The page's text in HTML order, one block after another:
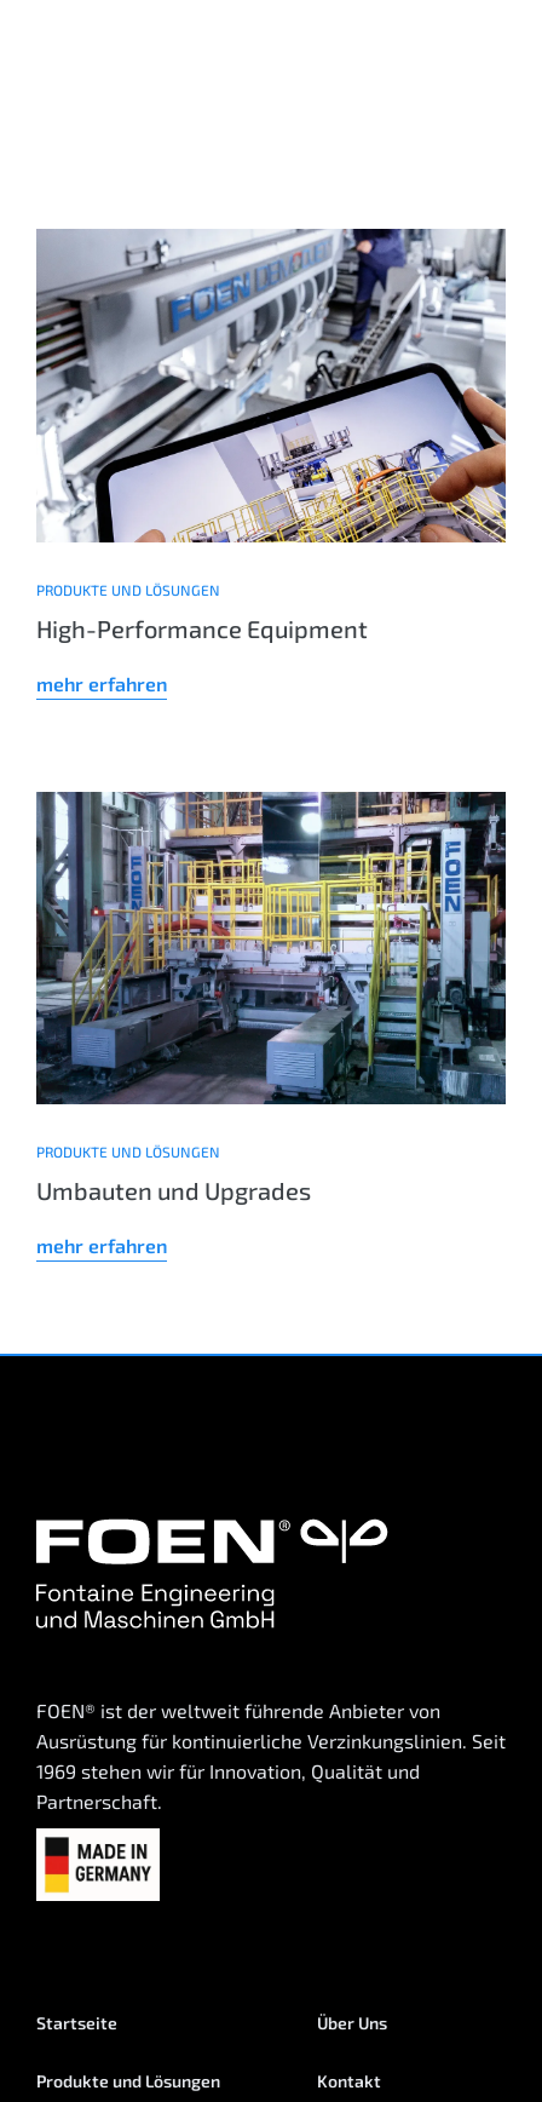
PRODUKTE UND LÖSUNGEN
High-Performance Equipment
mehr erfahren
PRODUKTE UND LÖSUNGEN
Umbauten und Upgrades
mehr erfahren
FOEN® ist der weltweit führende Anbieter von
Ausrüstung für kontinuierliche Verzinkungslinien. Seit
1969 stehen wir für Innovation, Qualität und
Partnerschaft.
Startseite
Produkte und Lösungen
Über Uns
Kontakt